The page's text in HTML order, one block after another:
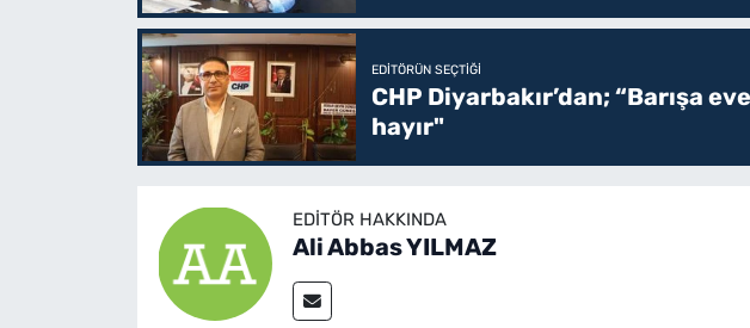
EDITÖRÜN SEÇTIĞI
CHP Diyarbakır’dan; “Barışa
hayır"
EDITÖR HAKKINDA
Ali Abbas YILMAZ